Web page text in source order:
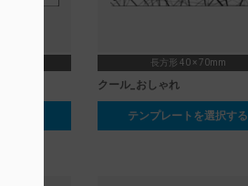
長方形 40 × 70mm
クール_おしゃれ
テンプレートを選択する